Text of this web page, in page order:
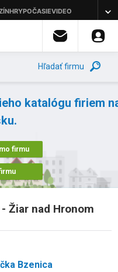
Hľadať firmu
katalógu firiem
firmu
Žiar nad Hronom
Bzenica